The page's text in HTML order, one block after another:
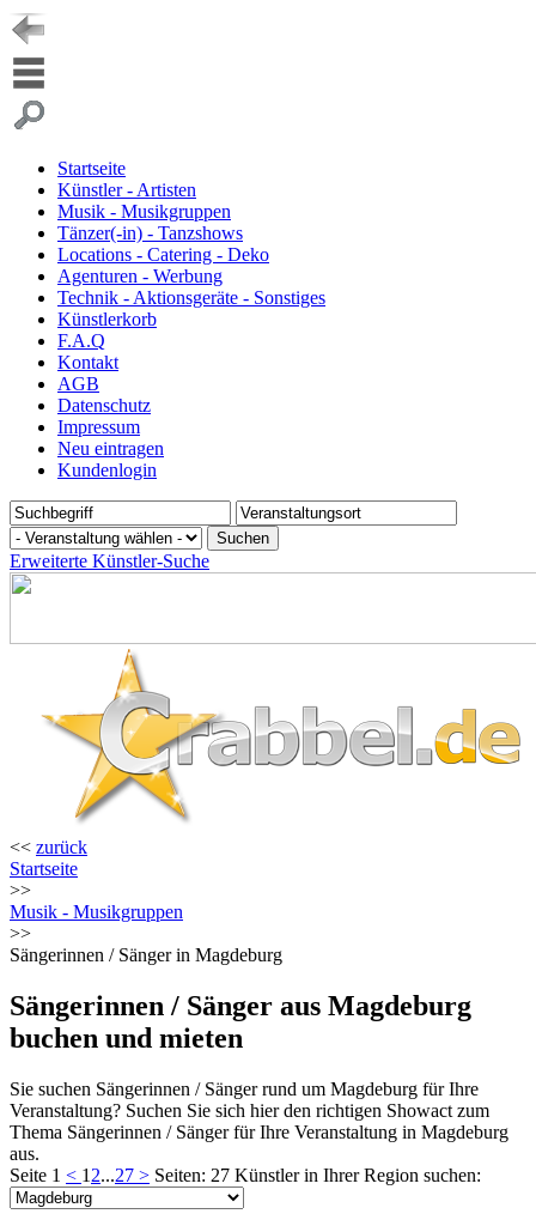
Startseite
Künstler - Artisten
Musik - Musikgruppen
Tänzer(-in) - Tanzshows
Locations - Catering - Deko
Agenturen - Werbung
Technik - Aktionsgeräte - Sonstiges
Künstlerkorb
F.A.Q
Kontakt
AGB
Datenschutz
Impressum
Neu eintragen
Kundenlogin
Erweiterte Künstler-Suche
<< zurück
Startseite
>>
Musik - Musikgruppen
>>
Sängerinnen / Sänger in Magdeburg
Sängerinnen / Sänger aus Magdeburg
buchen und mieten
Sie suchen Sängerinnen / Sänger rund um Magdeburg für Ihre
Veranstaltung? Suchen Sie sich hier den richtigen Showact zum
Thema Sängerinnen / Sänger für Ihre Veranstaltung in Magdeburg
aus.
Seite 1 < 1 2...27 > Seiten: 27 Künstler in Ihrer Region suchen: